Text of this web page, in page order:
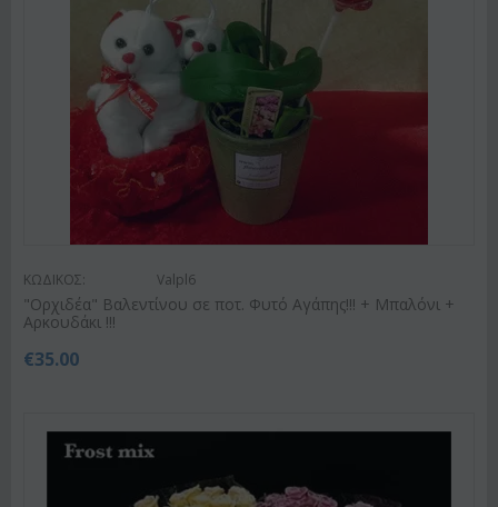
ΚΩΔΙΚΟΣ: Valpl6
"Ορχιδέα" Βαλεντίνου σε ποτ. Φυτό Αγάπης!!! + Μπαλόνι +
Αρκουδάκι !!!
€35.00